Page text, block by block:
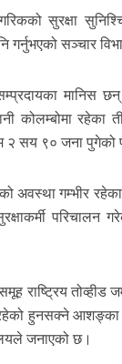
सुरक्षा
गर्नुभएको सञ्चार
मानिस
कोलम्बोमा रहेका
२ सय ९० जना पुगेको
अवस्था गम्भीर
राष्ट्रिय
हुनसक्ने आशङ्का
जनाएको छ।